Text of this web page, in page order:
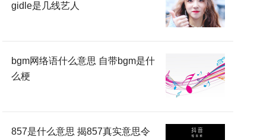
gidle是几线艺人
bgm网络语什么意思 自带bgm是什
么梗
857是什么意思 揭857真实意思令